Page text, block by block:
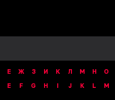
Е Ж З И К Л М Н О
E F G H I J K L M